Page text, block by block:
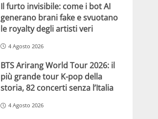
Il furto invisibile: come i bot AI
generano brani fake e svuotano
le royalty degli artisti veri
4 Agosto 2026
BTS Arirang World Tour 2026: il
più grande tour K-pop della
storia, 82 concerti senza l’Italia
4 Agosto 2026